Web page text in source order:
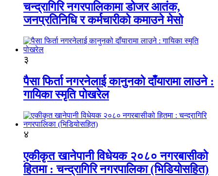
चन्द्रागिरि नगरपालिकामा डोजर आतंक,
जनप्रतिनिधि र कर्मचारीको कमाउने मेसो
३
पैसा फिर्ता नगरनेलाई कानुनको दाँयारामा लाउने :
गायिका स्‍मृति पोखरेल
४
एकीकृत खानेपानी विधेयक २०८० नगरबासीको
हितमा : चन्द्रागिरि नगरपालिका (भिडियोसहित)